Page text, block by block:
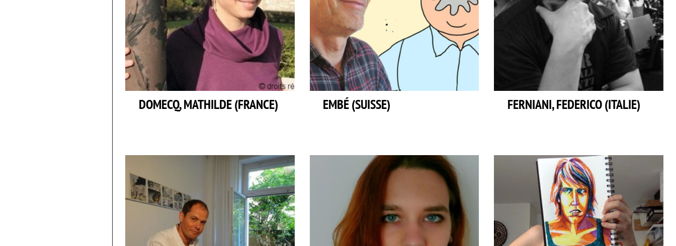
DOMECQ, MATHILDE (FRANCE) EMBÉ (SUISSE) FERNIANI, FEDERICO (ITALIE)